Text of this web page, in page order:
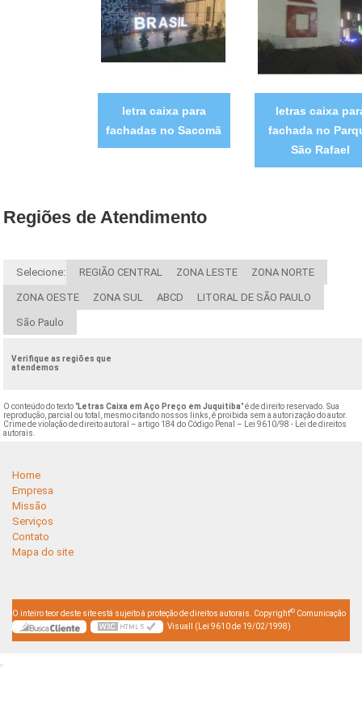
letra caixa para
fachadas no Sacomã
letras caixa
fachada no
São Rafael
Regiões de Atendimento
Selecione: REGIÃO CENTRAL ZONA LESTE ZONA NORTE
ZONA OESTE ZONA SUL ABCD LITORAL DE SÃO PAULO
São Paulo
Verifique as regiões que
atendemos
O conteúdo do texto "Letras Caixa em Aço Preço em Juquitiba" é de direito reservado. Sua
reprodução, parcial ou total, mesmo citando nossos links, é proibida sem a autorização do autor.
Crime de violação de direito autoral – artigo 184 do Código Penal –
Lei 9610/98 - Lei de direitos
autorais
Home
Empresa
Missão
Serviços
Contato
Mapa do site
O inteiro teor deste site está sujeito à proteção de direitos autorais. Copyright© Comunicação
Visuall (Lei 9610 de 19/02/1998)